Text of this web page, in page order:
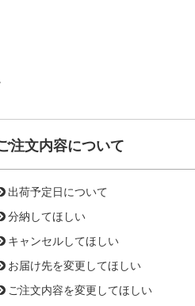
注文内容について
出荷予定日について
分納してほしい
キャンセルしてほしい
お届け先を変更してほしい
ご注文内容を変更してほしい